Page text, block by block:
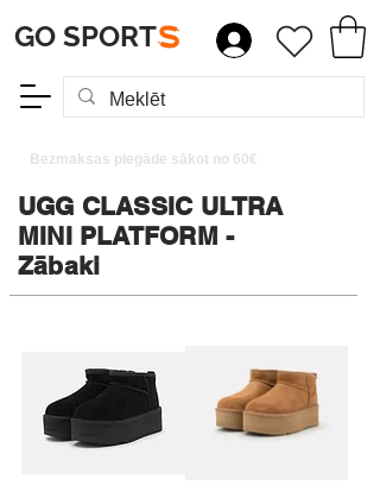
Bezmaksas piegāde sākot no 60€
GO SPORTS
UGG CLASSIC ULTRA
MINI PLATFORM -
Zābaki